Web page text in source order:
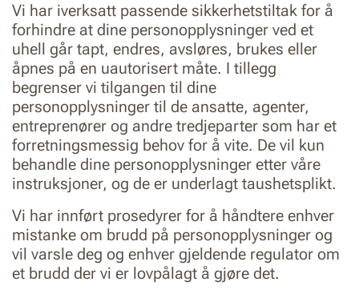
Vi har iverksatt passende sikkerhetstiltak for å
forhindre at dine personopplysninger ved et
uhell går tapt, endres, avsløres, brukes eller
åpnes på en uautorisert måte. I tillegg
begrenser vi tilgangen til dine
personopplysninger til de ansatte, agenter,
entreprenører og andre tredjeparter som har et
forretningsmessig behov for å vite. De vil kun
behandle dine personopplysninger etter våre
instruksjoner, og de er underlagt taushetsplikt.
Vi har innført prosedyrer for å håndtere enhver
mistanke om brudd på personopplysninger og
vil varsle deg og enhver gjeldende regulator om
et brudd der vi er lovpålagt å gjøre det.